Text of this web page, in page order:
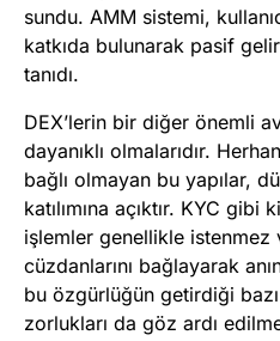
sundu. AMM sistemi,
katkıda bulunarak pasif
tanıdı.
DEX’lerin bir diğer önemli
dayanıklı olmalarıdır.
bağlı olmayan bu yapılar,
katılımına açıktır. KYC
işlemler genellikle istenmez
cüzdanlarını bağlayarak
bu özgürlüğün getirdiği
zorlukları da göz ardı